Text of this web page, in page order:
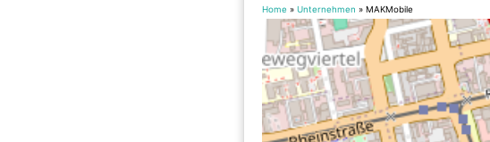
Home » Unternehmen » MAKMobile